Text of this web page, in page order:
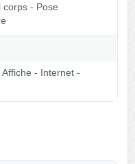
corps - Pose
- Internet -